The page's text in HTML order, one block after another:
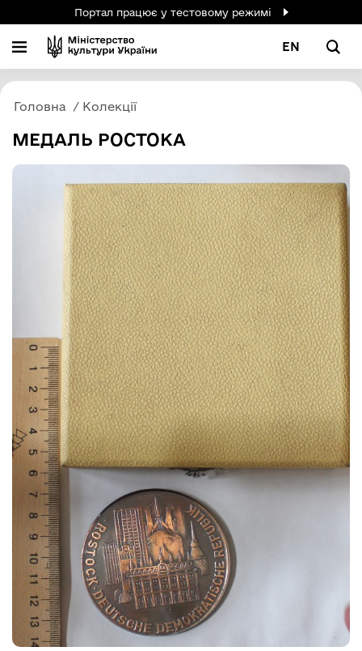
Портал працює у тестовому режимі
EN
Головна Колекції
МЕДАЛЬ РОСТОКА